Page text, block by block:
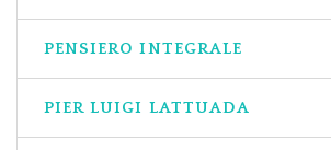
PENSIERO INTEGRALE
PIER LUIGI LATTUADA